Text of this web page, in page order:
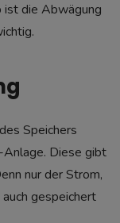
ist die Abwägung
Speichers
Diese gibt
nur der Strom,
gespeichert